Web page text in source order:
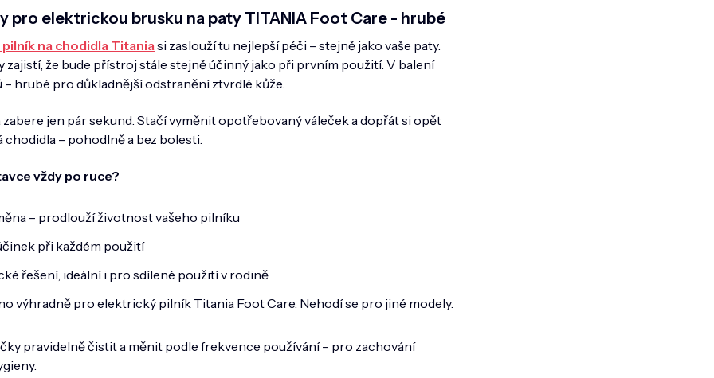
pro elektrickou brusku na paty TITANIA Foot Care - hrubé
na chodidla Titania si zaslouží tu nejlepší péči – stejně jako vaše paty.
zajistí, že bude přístroj stále stejně účinný jako při prvním použití. V balení
– hrubé pro důkladnější odstranění ztvrdlé kůže.
zabere jen pár sekund. Stačí vyměnit opotřebovaný váleček a dopřát si opět
– pohodlně a bez bolesti.
vždy po ruce?
– prodlouží životnost vašeho pilníku
při každém použití
řešení, ideální i pro sdílené použití v rodině
výhradně pro elektrický pilník Titania Foot Care. Nehodí se pro jiné modely.
pravidelně čistit a měnit podle frekvence používání – pro zachování